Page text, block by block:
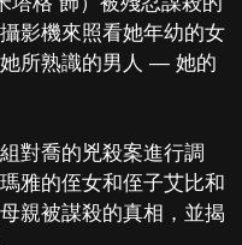
影機來照看她年幼的女
所熟識的男人 — 她的
對喬的兇殺案進行調
雅的侄女和侄子艾比和
親被謀殺的真相，並揭